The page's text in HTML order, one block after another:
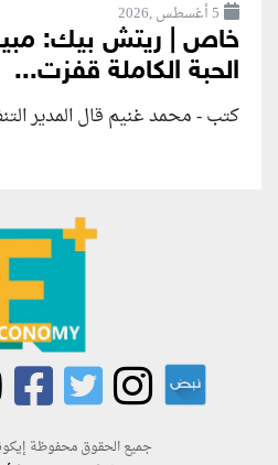
5 أغسطس ,2026
خاص | ريتش بيك:
الحبة الكاملة قفزت...
كتب - محمد غنيم قال المدير
جميع الحقوق محفوظة إيكونمي